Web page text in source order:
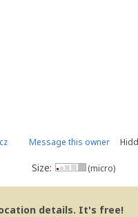
Message this owner
Size: (micro)
details. It's free!